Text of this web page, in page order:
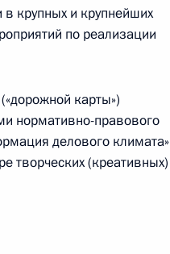
крупных и крупнейших
по реализации
карты»)
нормативно-правового
делового климата»
творческих (креативных)